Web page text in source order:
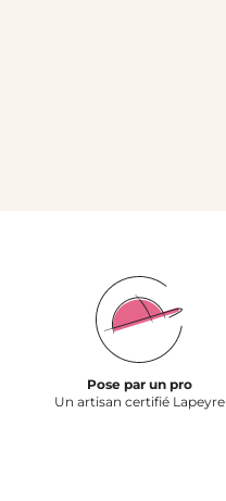
Pose par un pro
Un artisan certifié Lapeyre